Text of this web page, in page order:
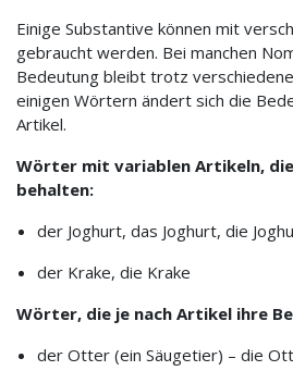
Einige Substantive können mit
gebraucht werden. Bei manchen
Bedeutung bleibt trotz
einigen Wörtern ändert sich die
Artikel.
Wörter mit variablen Artikeln,
behalten:
der Joghurt, das Joghurt, die
der Krake, die Krake
Wörter, die je nach Artikel ihre
der Otter (ein Säugetier) – die